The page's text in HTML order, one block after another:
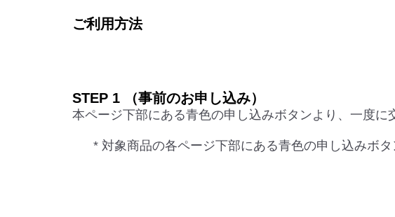
ご利用方法
STEP 1 （事前のお申し込み）
本ページ下部にある青色の申し込みボタンより、一度に
* 対象商品の各ページ下部にある青色の申し込みボ